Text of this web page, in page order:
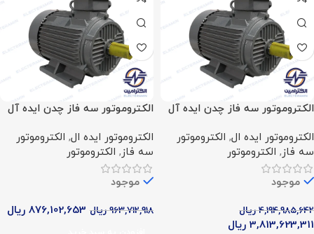
الکتروموتور سه فاز چدن ایده آل
دور)
الکتروموتور ایده ال, الکتروموتور
سه فاز, الکتروموتور
موجود
4,194,985,642 ریال
3,813,623,311 ریال
الکتروموتور سه فاز چدن ایده آل
دور)
الکتروموتور ایده ال, الکتروموتور
سه فاز, الکتروموتور
موجود
963,712,918 ریال 876,102,653 ریال